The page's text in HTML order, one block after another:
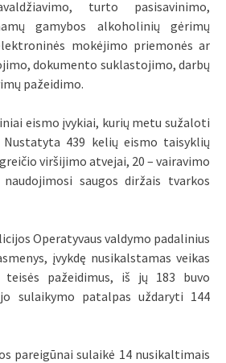
turto pasisavinimo,
gamybos alkoholinių gėrimų
mokėjimo priemonės ar
dokumento suklastojimo, darbų
pažeidimo.
eismo įvykiai, kurių metu sužaloti
439 kelių eismo taisyklių
viršijimo atvejai, 20 – vairavimo
saugos diržais tvarkos
Operatyvaus valdymo padalinius
įvykdę nusikalstamas veikas
teisės pažeidimus, iš jų 183 buvo
sulaikymo patalpas uždaryti 144
pareigūnai sulaikė 14 nusikaltimais